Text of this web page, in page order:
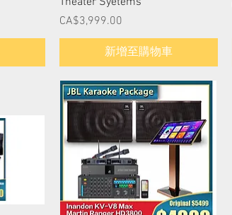
價格
CA$3,999.00
新增至購物車